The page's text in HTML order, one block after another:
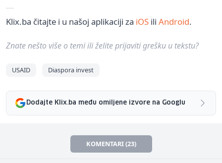
Klix.ba čitajte i u našoj aplikaciji za iOS ili Android.
Znate nešto više o temi ili želite prijaviti grešku u tekstu?
USAID Diaspora invest
Dodajte Klix.ba među omiljene izvore na Googlu
KOMENTARI (23)